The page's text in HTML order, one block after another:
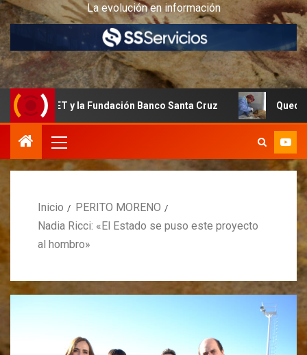
La evolución en información
y la Fundación Banco Santa Cruz Quedan últimos
Inicio
PERITO MORENO
Nadia Ricci: «El Estado se puso este proyecto
al hombro»